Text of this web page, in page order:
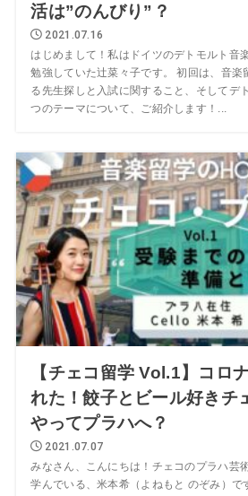
活は”のんびり”？
2021.07.16
はじめまして！私はドイツのデトモルト音
勉強していた辻菜々子です。 初回は、音楽
る先生探しと入試に関すること、そしてデ
つのテーマについて、ご紹介します！...
【チェコ留学 Vol.1】コロ
れた！餃子とビール好きチ
やってプラハへ？
2021.07.07
みなさん、こんにちは！チェコのプラハ芸
学んでいる、米本希（よねもと のぞみ）で